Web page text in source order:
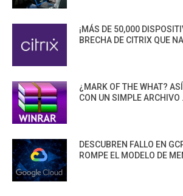
¡MÁS DE 50,000
BRECHA DE CITRIX QUE
¿MARK OF THE WHAT?
CON UN SIMPLE ARCHIVO
DESCUBREN FALLO EN
ROMPE EL MODELO DE